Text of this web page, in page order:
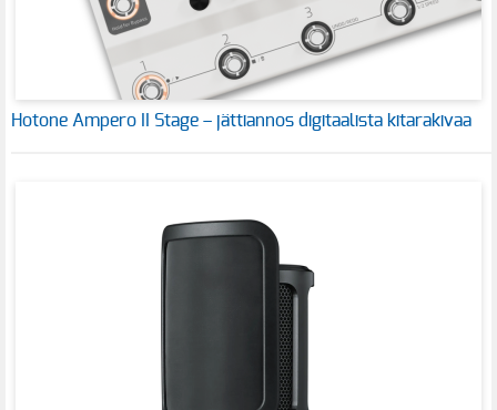
Hotone Ampero II Stage – jättiannos digitaalista kitarakivaa